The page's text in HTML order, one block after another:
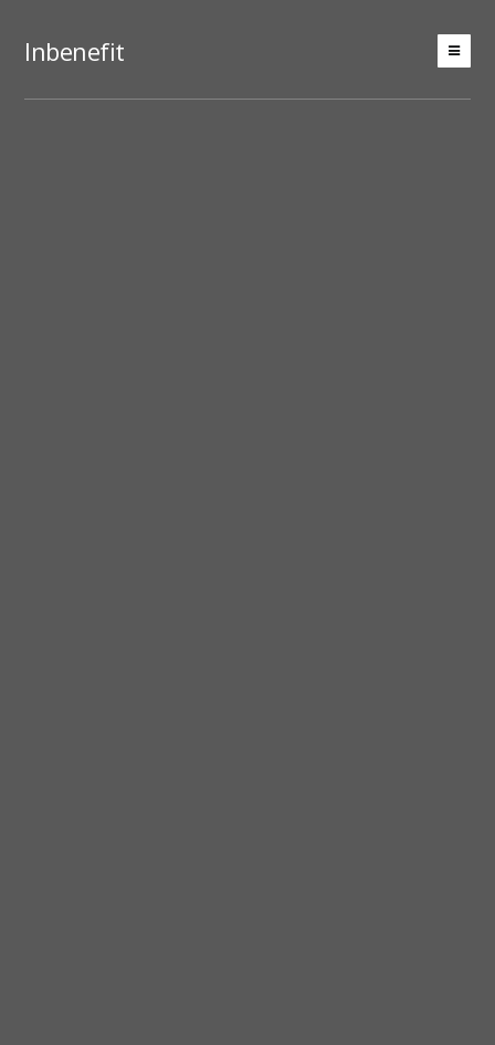
Inbenefit